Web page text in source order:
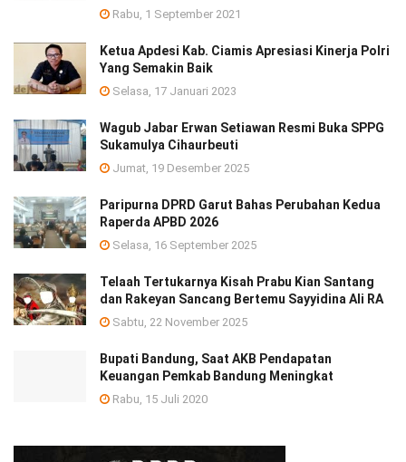
Rabu, 1 September 2021
Ketua Apdesi Kab. Ciamis Apresiasi Kinerja Polri
Yang Semakin Baik
Selasa, 17 Januari 2023
Wagub Jabar Erwan Setiawan Resmi Buka SPPG
Sukamulya Cihaurbeuti
Jumat, 19 Desember 2025
Paripurna DPRD Garut Bahas Perubahan Kedua
Raperda APBD 2026
Selasa, 16 September 2025
Telaah Tertukarnya Kisah Prabu Kian Santang
dan Rakeyan Sancang Bertemu Sayyidina Ali RA
Sabtu, 22 November 2025
Bupati Bandung, Saat AKB Pendapatan
Keuangan Pemkab Bandung Meningkat
Rabu, 15 Juli 2020